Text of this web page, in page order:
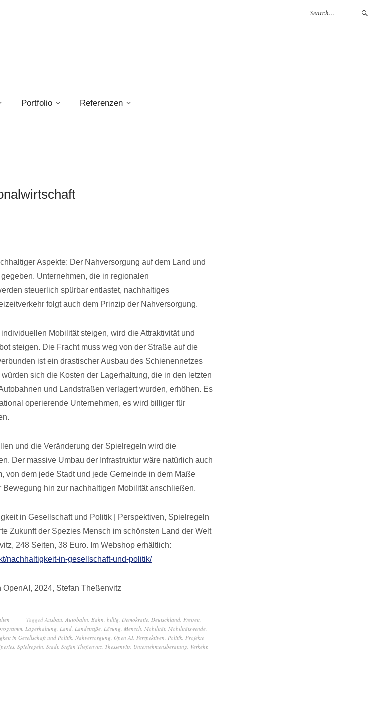
Portfolio Referenzen
Aspekte: Der Nahversorgung auf dem Land und
Unternehmen, die in regionalen
steuerlich spürbar entlastet, nachhaltiges
folgt auch dem Prinzip der Nahversorgung.
Mobilität steigen, wird die Attraktivität und
steigen. Die Fracht muss weg von der Straße auf die
ist ein drastischer Ausbau des Schienennetzes
sich die Kosten der Lagerhaltung, die in den letzten
und Landstraßen verlagert wurden, erhöhen. Es
operierende Unternehmen, es wird billiger für
und die Veränderung der Spielregeln wird die
Der massive Umbau der Infrastruktur wäre natürlich auch
von dem jede Stadt und jede Gemeinde in dem Maße
Bewegung hin zur nachhaltigen Mobilität anschließen.
in Gesellschaft und Politik | Perspektiven, Spielregeln
Zukunft der Spezies Mensch im schönsten Land der Welt
248 Seiten, 38 Euro. Im Webshop erhältlich:
nachhaltigkeit-in-gesellschaft-und-politik/
2024, Stefan Theßenvitz
Tagged Ausbau, Autobahn, Bahn, billig, Demokratie, Deutschland, Freizeit,
, Lagerhaltung, Land, Landstraße, Lösung, Mensch, Mobilität, Mobilitätswende,
in Gesellschaft und Politik, Nahversorgung, Open AI, Perspektiven, Politik, Projekte
, Spielregeln, Stadt, Stefan Theßenvitz, Thessenvitz, Unternehmensberatung, Verkehr,